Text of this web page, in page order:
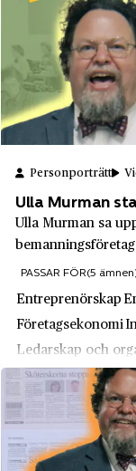
Gröna Lunds
Gul & Blå
Gumaelius
Gunnar Collijns
H&M
Hakonbolaget
Hantverkarna
Hasselblad
Hedvig
Henkel
Personporträtt
Ulla Murman
Ulla Murman sa
företag – fast det
många års kamp
PASSAR FÖR(5
Entreprenörskap
Företagsekonomi
Ledarskap och